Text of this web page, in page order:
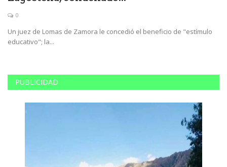
0
Un juez de Lomas de Zamora le concedió el beneficio de "estímulo
educativo"; la...
PUBLICIDAD